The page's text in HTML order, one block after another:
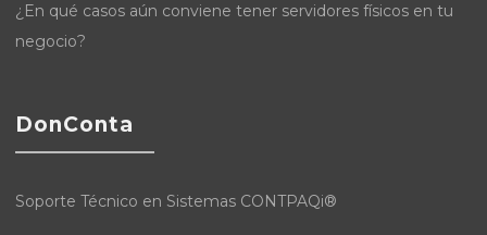
¿En qué casos aún conviene tener servidores físicos en tu
negocio?
DonConta
Soporte Técnico en Sistemas CONTPAQi®